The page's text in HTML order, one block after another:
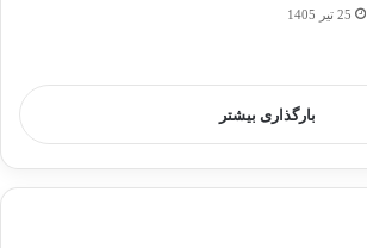
25 تیر 1405
بارگذاری بیشتر